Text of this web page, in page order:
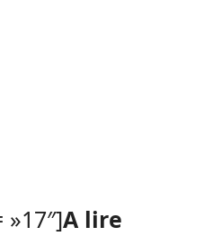
A lire